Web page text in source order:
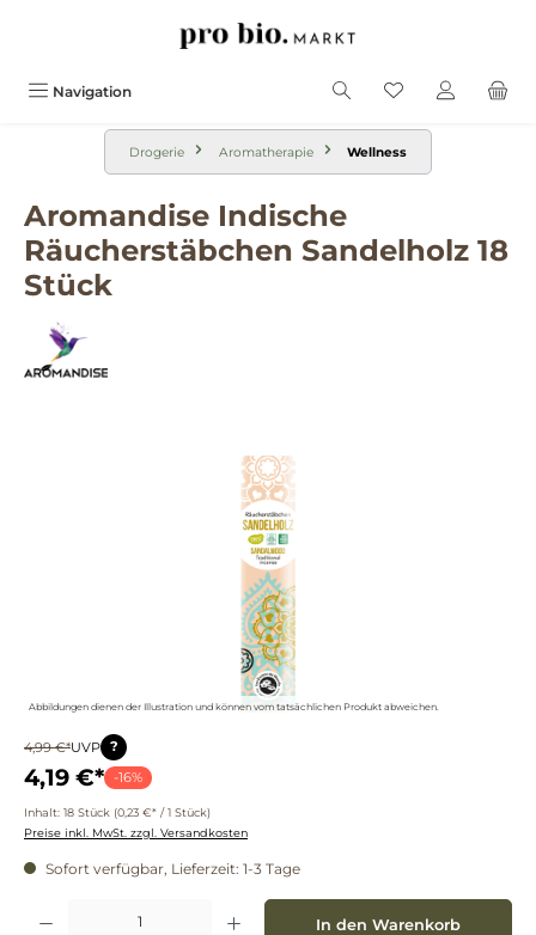
Navigation
Drogerie Aromatherapie Wellness
Aromandise Indische
Räucherstäbchen Sandelholz 18
Stück
Abbildungen dienen der Illustration und können vom tatsächlichen Produkt abweichen.
4,99 €*UVP ?
4,19 €* -16%
Inhalt: 18 Stück (0,23 €* / 1 Stück)
Preise inkl. MwSt. zzgl. Versandkosten
Sofort verfügbar, Lieferzeit: 1-3 Tage
Produkt Anzahl: Gib den gewünschten Wert ein oder benutze die Schaltflächen um
In den Warenkorb